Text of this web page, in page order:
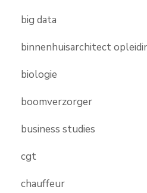
big data
binnenhuisarchitect
biologie
boomverzorger
business studies
cgt
chauffeur